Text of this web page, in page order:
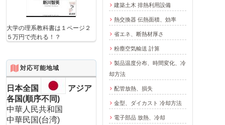
建築土木 排熱利用設備
熱交換器 伝熱面積、効率
省エネ、断熱材厚さ
粉塵空気輸送 計算
製品温度分布、時間変化、冷
却方法
配管放熱、損失
金型、ダイカスト 冷却方法
電子部品 放熱、冷却
大学の理系教科書は１ページ２
５万円で売れる！？
対応可能地域
日本全国
アジア
各国(順序不同)
中華人民共和国
中華民国(台湾)